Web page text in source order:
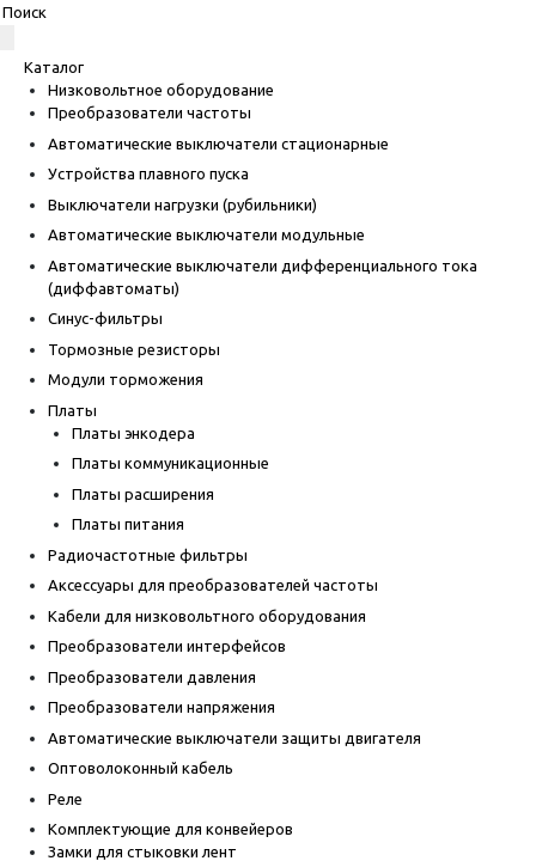
Каталог
Низковольтное оборудование
Преобразователи частоты
Автоматические выключатели стационарные
Устройства плавного пуска
Выключатели нагрузки (рубильники)
Автоматические выключатели модульные
Автоматические выключатели дифференциального тока
(диффавтоматы)
Синус-фильтры
Тормозные резисторы
Модули торможения
Платы
Платы энкодера
Платы коммуникационные
Платы расширения
Платы питания
Радиочастотные фильтры
Аксессуары для преобразователей частоты
Кабели для низковольтного оборудования
Преобразователи интерфейсов
Преобразователи давления
Преобразователи напряжения
Автоматические выключатели защиты двигателя
Оптоволоконный кабель
Реле
Комплектующие для конвейеров
Замки для стыковки лент